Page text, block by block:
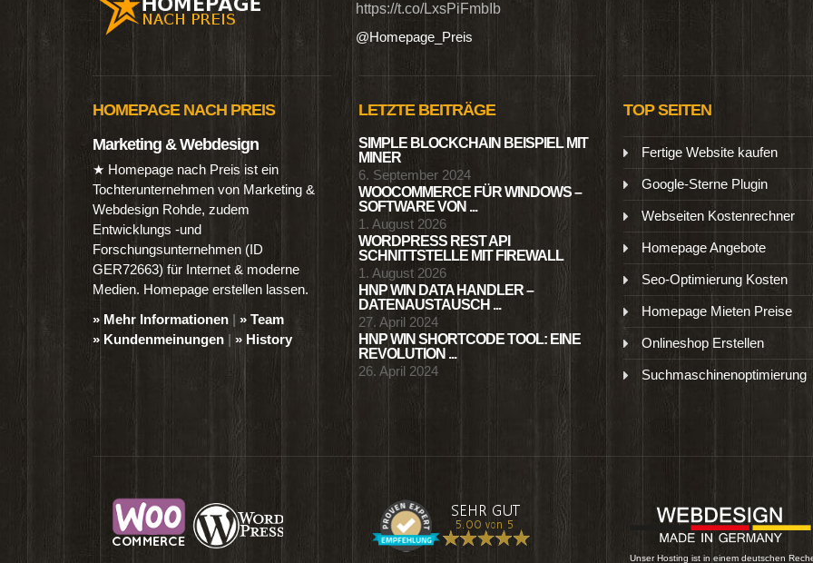
https://t.co/LxsPiFmbIb
@Homepage_Preis
HOMEPAGE NACH PREIS
Marketing & Webdesign
★ Homepage nach Preis ist ein
Tochterunternehmen von Marketing &
Webdesign Rohde, zudem
Entwicklungs -und
Forschungsunternehmen (ID
GER72663) für Internet & moderne
Medien. Homepage erstellen lassen.
» Mehr Informationen | » Team
» Kundenmeinungen | » History
LETZTE BEITRÄGE
SIMPLE BLOCKCHAIN BEISPIEL MIT
MINER
6. September 2024
WOOCOMMERCE FÜR WINDOWS –
SOFTWARE VON ...
1. August 2026
WORDPRESS REST API
SCHNITTSTELLE MIT FIREWALL
1. August 2026
HNP WIN DATA HANDLER –
DATENAUSTAUSCH ...
27. April 2024
HNP WIN SHORTCODE TOOL: EINE
REVOLUTION ...
26. April 2024
TOP SEITEN
Fertige Website kaufen
Google-Sterne Plugin
Webseiten Kostenrechner
Homepage Angebote
Seo-Optimierung Kosten
Homepage Mieten Preise
Onlineshop Erstellen
Suchmaschinenoptimierung
Unser Hosting ist in einem deutschen